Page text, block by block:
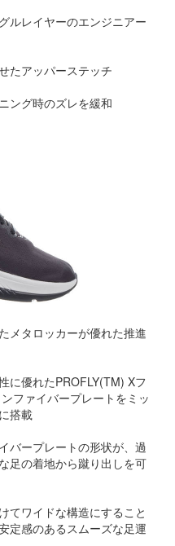
ルレイヤーのエンジニアー
たアッパーステッチ
ング時のズレを緩和
メタロッカーが優れた推進
に優れたPROFLY(TM) Xフ
ファイバープレートをミッ
搭載
バープレートの形状が、過
足の着地から蹴り出しを可
てワイドな構造にすること
定感のあるスムーズな足運